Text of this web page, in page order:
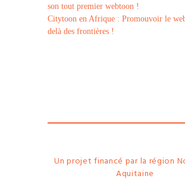
son tout premier webtoon !
Citytoon en Afrique : Promouvoir le
delà des frontières !
Un projet financé par la région
Aquitaine